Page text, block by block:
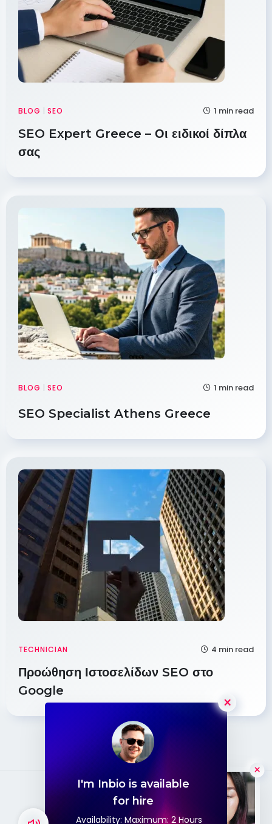
BLOG | SEO 1 min read
SEO Expert Greece – Οι ειδικοί δίπλα
σας
BLOG | SEO 1 min read
SEO Specialist Athens Greece
TECHNICIAN 4 min read
Προώθηση Ιστοσελίδων SEO στο
Google
Hello
I'm Inbio is available
for hire
Availability: Maximum: 2 Hours
×